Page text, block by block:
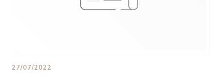
27/07/2022